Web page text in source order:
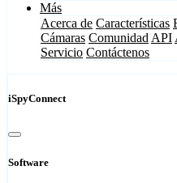
Más
Acerca de Características
Cámaras Comunidad API
Servicio Contáctenos
iSpyConnect
Software